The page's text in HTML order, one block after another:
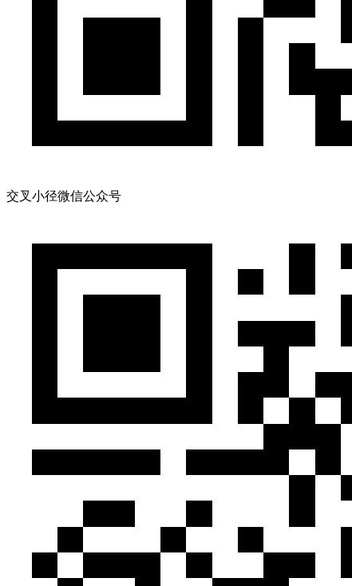
交叉小径微信公众号